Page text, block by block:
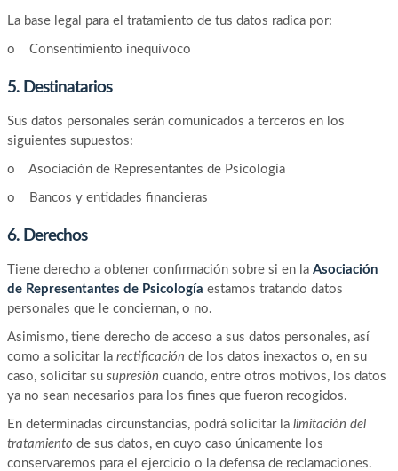
La base legal para el tratamiento de tus datos radica por:
o Consentimiento inequívoco
5. Destinatarios
Sus datos personales serán comunicados a terceros en los
siguientes supuestos:
o Asociación de Representantes de Psicología
o Bancos y entidades financieras
6. Derechos
Tiene derecho a obtener confirmación sobre si en la Asociación
de Representantes de Psicología estamos tratando datos
personales que le conciernan, o no.
Asimismo, tiene derecho de acceso a sus datos personales, así
como a solicitar la rectificación de los datos inexactos o, en su
caso, solicitar su supresión cuando, entre otros motivos, los datos
ya no sean necesarios para los fines que fueron recogidos.
En determinadas circunstancias, podrá solicitar la limitación del
tratamiento de sus datos, en cuyo caso únicamente los
conservaremos para el ejercicio o la defensa de reclamaciones.